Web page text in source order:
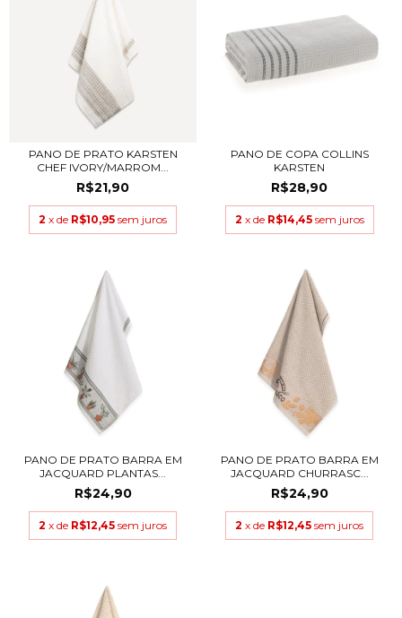
PANO DE PRATO KARSTEN
CHEF IVORY/MARROM...
R$21,90
2 x de R$10,95 sem juros
PANO DE COPA COLLINS
KARSTEN
R$28,90
2 x de R$14,45 sem juros
PANO DE PRATO BARRA EM
JACQUARD PLANTAS...
R$24,90
2 x de R$12,45 sem juros
PANO DE PRATO BARRA EM
JACQUARD CHURRASC...
R$24,90
2 x de R$12,45 sem juros